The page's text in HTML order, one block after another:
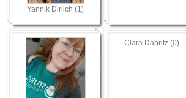
Yannik Dirlich (1)
Clara Däbritz (0)